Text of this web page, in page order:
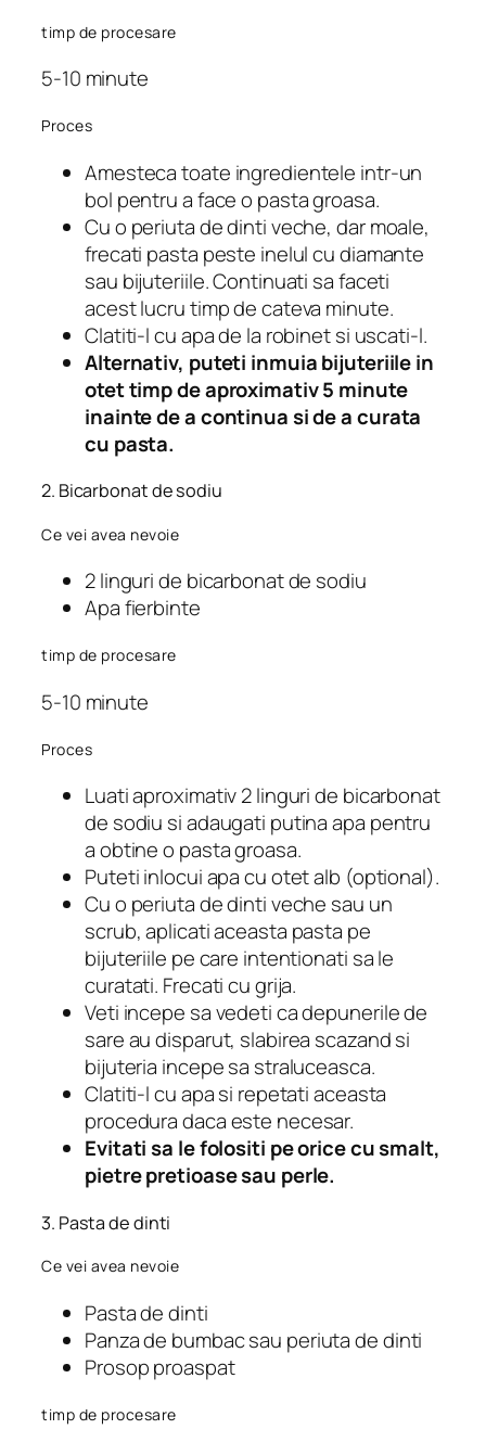
timp de procesare
5-10 minute
Proces
Amesteca toate ingredientele intr-un
bol pentru a face o pasta groasa.
Cu o periuta de dinti veche, dar moale,
frecati pasta peste inelul cu diamante
sau bijuteriile. Continuati sa faceti
acest lucru timp de cateva minute.
Clatiti-l cu apa de la robinet si uscati-l.
Alternativ, puteti inmuia bijuteriile in
otet timp de aproximativ 5 minute
inainte de a continua si de a curata
cu pasta.
2. Bicarbonat de sodiu
Ce vei avea nevoie
2 linguri de bicarbonat de sodiu
Apa fierbinte
timp de procesare
5-10 minute
Proces
Luati aproximativ 2 linguri de bicarbonat
de sodiu si adaugati putina apa pentru
a obtine o pasta groasa.
Puteti inlocui apa cu otet alb (optional).
Cu o periuta de dinti veche sau un
scrub, aplicati aceasta pasta pe
bijuteriile pe care intentionati sa le
curatati. Frecati cu grija.
Veti incepe sa vedeti ca depunerile de
sare au disparut, slabirea scazand si
bijuteria incepe sa straluceasca.
Clatiti-l cu apa si repetati aceasta
procedura daca este necesar.
Evitati sa le folositi pe orice cu smalt,
pietre pretioase sau perle.
3. Pasta de dinti
Ce vei avea nevoie
Pasta de dinti
Panza de bumbac sau periuta de dinti
Prosop proaspat
timp de procesare